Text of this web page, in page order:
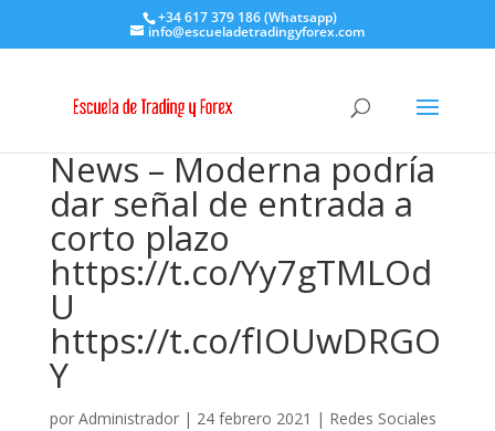
+34 617 379 186 (Whatsapp)
info@escueladetradingyforex.com
News – Moderna podría
dar señal de entrada a
corto plazo
https://t.co/Yy7gTMLOd
U
https://t.co/fIOUwDRGO
Y
por Administrador| 24 febrero 2021 | Redes Sociales